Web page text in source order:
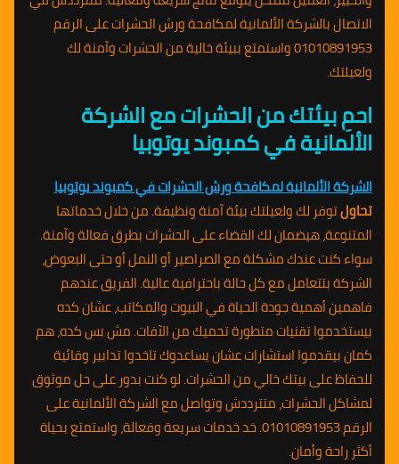
الاتصال بالشركة الألمانية لمكافحة ورش الحشرات على الرقم
01010891953 واستمتع ببيئة خالية من الحشرات وآمنة لك
ولعيلتك.
احمِ بيئتك من الحشرات مع الشركة
الألمانية في كمبوند يوتوبيا
الشركة الألمانية لمكافحة ورش الحشرات في كمبوند يوتوبيا
تحاولتوفر لك ولعيلتك بيئة آمنة ونظيفة. من خلال خدماتها
المتنوعة، هيضمان لك القضاء على الحشرات بطرق فعالة وآمنة.
سواء كنت عندك مشكلة مع الصراصير أو النمل أو حتى البعوض،
الشركة بتتعامل مع كل حالة باحترافية عالية. الفريق عندهم
فاهمين أهمية جودة الحياة في البيوت والمكاتب، عشان كده
بيستخدموا تقنيات متطورة تحميك من الآفات. مش بس كده، هم
كمان بيقدموا استشارات عشان يساعدوك تاخدوا تدابير وقائية
للحفاظ على بيتك خالي من الحشرات. لو كنت بدور على حل موثوق
لمشاكل الحشرات، متترددش وتواصل مع الشركة الألمانية على
الرقم 01010891953. خد خدمات سريعة وفعالة، واستمتع بحياة
أكثر راحة وأمان.